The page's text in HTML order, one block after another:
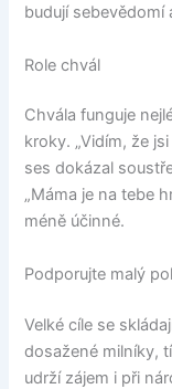
budují sebevědomí
Role chvál
Chvála funguje
kroky. „Vidím, že
ses dokázal
„Máma je na tebe
méně účinné.
Podporujte malý
Velké cíle se
dosažené milníky,
udrží zájem i při